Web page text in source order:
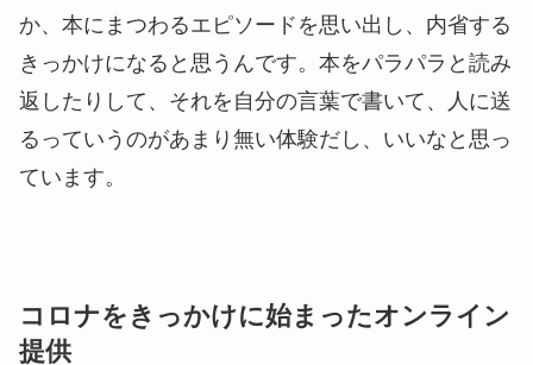
か、本にまつわるエピソードを思い出し、内省する
きっかけになると思うんです。本をパラパラと読み
返したりして、それを自分の言葉で書いて、人に送
るっていうのがあまり無い体験だし、いいなと思っ
ています。
コロナをきっかけに始まったオンライン
提供